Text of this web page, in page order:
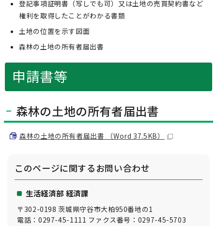
登記事項証明書（写しでも可）又は土地の売買契約書など
権利を取得したことがわかる書類
土地の位置を示す図面
森林の土地の所有者届出書
申請書等
森林の土地の所有者届出書
森林の土地の所有者届出書 （Word 37.5KB）
このページに関するお問い合わせ
生活経済部 経済課
〒302-0198 茨城県守谷市大柏950番地の1
電話：0297-45-1111 ファクス番号：0297-45-5703